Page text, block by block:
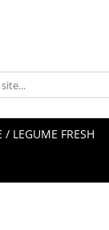
/ LEGUME FRESH